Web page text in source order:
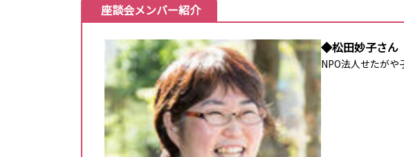
座談会メンバー紹介
◆松田妙子さん
NPO法人せたがや